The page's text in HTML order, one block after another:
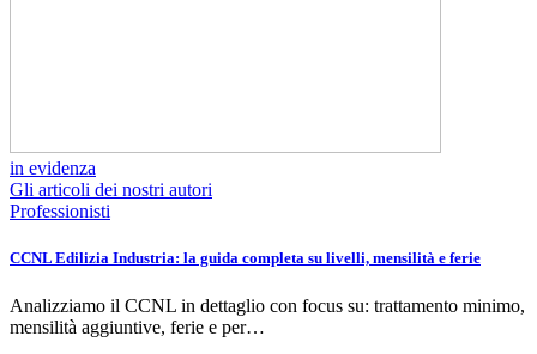
in evidenza
Gli articoli dei nostri autori
Professionisti
CCNL Edilizia Industria: la guida completa su livelli, mensilità e ferie
Analizziamo il CCNL in dettaglio con focus su: trattamento minimo,
mensilità aggiuntive, ferie e per…